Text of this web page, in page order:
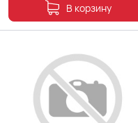
В корзину